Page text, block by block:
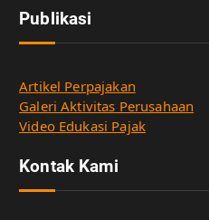
Publikasi
Artikel Perpajakan
Galeri Aktivitas Perusahaan
Video Edukasi Pajak
Kontak Kami